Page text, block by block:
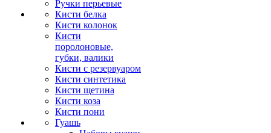
Ручки перьевые
Кисти белка
Кисти колонок
Кисти
поролоновые,
губки, валики
Кисти с резервуаром
Кисти синтетика
Кисти щетина
Кисти коза
Кисти пони
Гуашь